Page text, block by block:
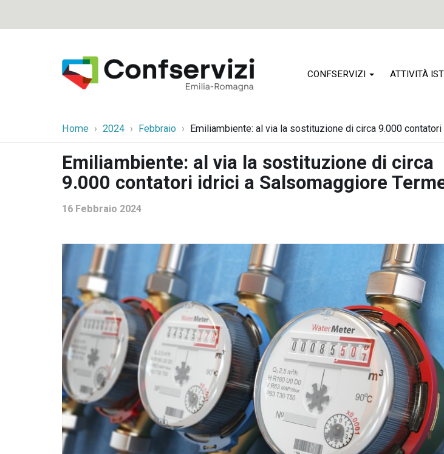
CONFSERVIZI ATTIVITÀ
Home 2024 Febbraio Emiliambiente: al via la sostituzione di circa 9.000
Emiliambiente: al via la sostituzione di circa
9.000 contatori idrici a Salsomaggiore
16 Febbraio 2024